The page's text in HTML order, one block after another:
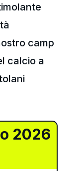
camp
calcio a
2026